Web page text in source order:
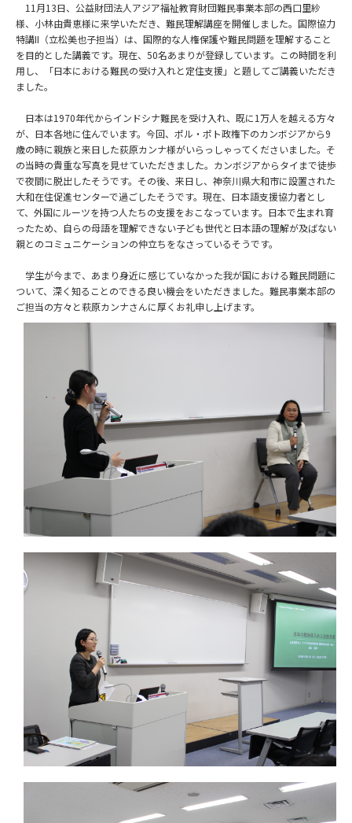
11月13日、公益財団法人アジア福祉教育財団難民事業本部の西口里紗
様、小林由貴恵様に来学いただき、難民理解講座を開催しました。国際協力
特講II（立松美也子担当）は、国際的な人権保護や難民問題を理解すること
を目的とした講義です。現在、50名あまりが登録しています。この時間を利
用し、「日本における難民の受け入れと定住支援」と題してご講義いただき
ました。
日本は1970年代からインドシナ難民を受け入れ、既に1万人を越える方々
が、日本各地に住んでいます。今回、ポル・ポト政権下のカンボジアから9
歳の時に親族と来日した荻原カンナ様がいらっしゃってくださいました。そ
の当時の貴重な写真を見せていただきました。カンボジアからタイまで徒歩
で夜間に脱出したそうです。その後、来日し、神奈川県大和市に設置された
大和在住促進センターで過ごしたそうです。現在、日本語支援協力者とし
て、外国にルーツを持つ人たちの支援をおこなっています。日本で生まれ育
ったため、自らの母語を理解できない子ども世代と日本語の理解が及ばない
親とのコミュニケーションの仲立ちをなさっているそうです。
学生が今まで、あまり身近に感じていなかった我が国における難民問題に
ついて、深く知ることのできる良い機会をいただきました。難民事業本部の
ご担当の方々と萩原カンナさんに厚くお礼申し上げます。